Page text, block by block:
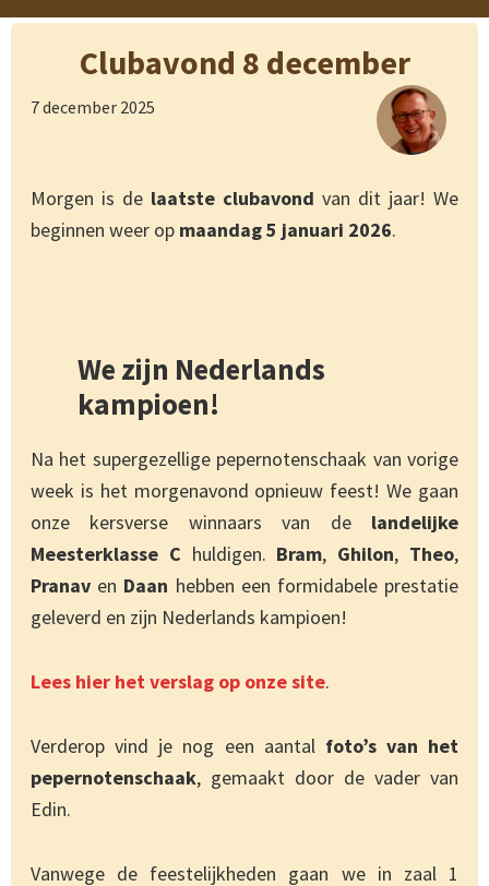
Clubavond 8 december
7 december 2025
Morgen is de laatste clubavond van dit jaar! We
beginnen weer op maandag 5 januari 2026.
We zijn Nederlands
kampioen!
Na het supergezellige pepernotenschaak van vorige
week is het morgenavond opnieuw feest! We gaan
onze kersverse winnaars van de landelijke
Meesterklasse C huldigen. Bram, Ghilon, Theo,
Pranav en Daan hebben een formidabele prestatie
geleverd en zijn Nederlands kampioen!
Lees hier het verslag op onze site.
Verderop vind je nog een aantal foto’s van het
pepernotenschaak, gemaakt door de vader van
Edin.
Vanwege de feestelijkheden gaan we in zaal 1